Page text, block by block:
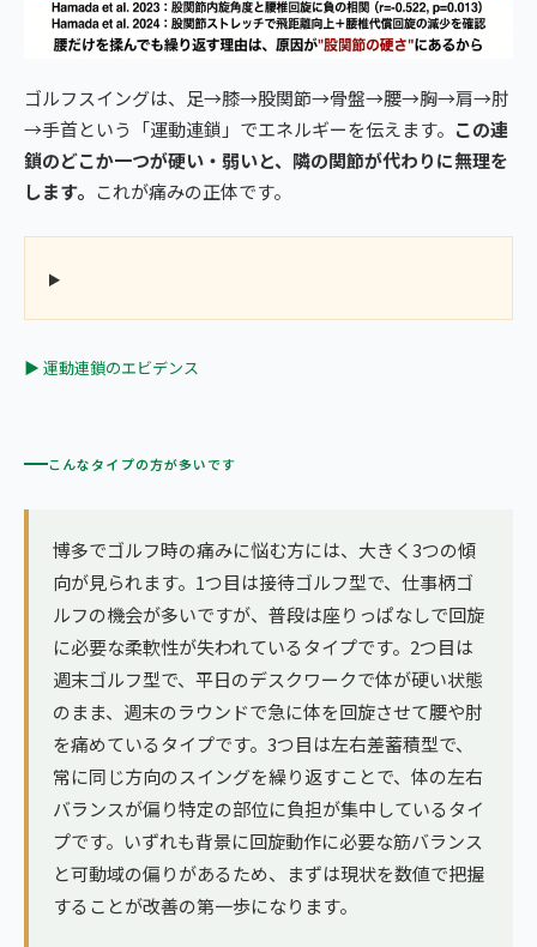
ゴルフスイングは、足→膝→股関節→骨盤→腰→胸→肩→肘
→手首という「運動連鎖」でエネルギーを伝えます。 この連
鎖のどこか一つが硬い・弱いと、隣の関節が代わりに無理を
します。 これが痛みの正体です。
▶ 運動連鎖のエビデンス
こんなタイプの方が多いです
博多でゴルフ時の痛みに悩む方には、大きく3つの傾
向が見られます。1つ目は接待ゴルフ型で、仕事柄ゴ
ルフの機会が多いですが、普段は座りっぱなしで回旋
に必要な柔軟性が失われているタイプです。2つ目は
週末ゴルフ型で、平日のデスクワークで体が硬い状態
のまま、週末のラウンドで急に体を回旋させて腰や肘
を痛めているタイプです。3つ目は左右差蓄積型で、
常に同じ方向のスイングを繰り返すことで、体の左右
バランスが偏り特定の部位に負担が集中しているタイ
プです。いずれも背景に回旋動作に必要な筋バランス
と可動域の偏りがあるため、まずは現状を数値で把握
することが改善の第一歩になります。